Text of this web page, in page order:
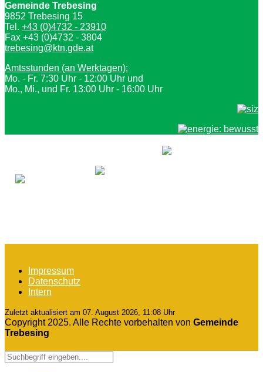
Gemeinde Trebesing
9852 Trebesing 15
Tel. +43 (0)4732 - 23910
Fax +43 (0)4732 - 3804
trebesing@ktn.gde.at
Amtsstunden (an Werktagen):
Mo. - Fr. 7:30 Uhr - 12:00 Uhr und
Mo., Mi., und Fr. 13:00 Uhr - 16:00 Uhr
Impressum
Datenschutz
Intern
Zuletzt aktualisiert am 07. August 2026, 11:08 Uhr
Copyright 2025. Alle Rechte vorbehalten von Gemeinde
Trebesing